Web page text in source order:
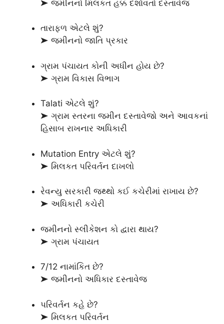
➤ જમીનનો મિલકત હક્ક દર્શાવતો દસ્તાવેજ
તારાફળ એટલે શું?
➤ જમીનનો જાતિ પ્રકાર
ગ્રામ પંચાયત કોની અધીન હોય છે?
➤ ગ્રામ વિકાસ વિભાગ
Talati એટલે શું?
➤ ગ્રામ સ્તરના જમીન દસ્તાવેજો અને આવકનાં
હિસાબ રાખનાર અધિકારી
Mutation Entry એટલે શું?
➤ મિલકત પરિવર્તન દાખલો
રેવન્યુ સરકારી જથ્થો કઈ કચેરીમાં રાખાય છે?
➤ અધિકારી કચેરી
જમીનનો સ્લીકેશન કો દ્વારા થાય?
➤ ગ્રામ પંચાયત
7/12 નામાંકિત છે?
➤ જમીનનો અધિકાર દસ્તાવેજ
પરિવર્તન કહે છે?
➤ મિલકત પરિવર્તન